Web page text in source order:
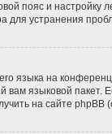
пояс и
для устранения
языка на
языковой пакет.
на сайте phpBB